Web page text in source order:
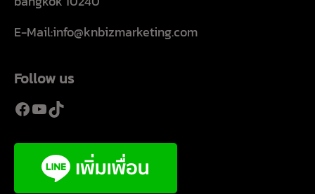
E-Mail:info@knbizmarketing.com
Follow us
Facebook
YouTube
TikTok